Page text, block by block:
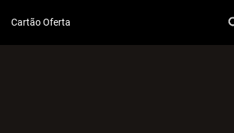
Cartão Oferta